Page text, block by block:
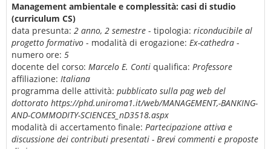
Management ambientale e complessità: casi di studio
(curriculum CS)
data presunta: 2 anno, 2 semestre - tipologia: riconducibile al
progetto formativo - modalità di erogazione: Ex-cathedra -
numero ore: 5
docente del corso: Marcelo E. Conti qualifica: Professore
affiliazione: Italiana
programma delle attività: pubblicato sulla pag web del
dottorato https://phd.uniroma1.it/web/MANAGEMENT,-BANKING-
AND-COMMODITY-SCIENCES_nD3518.aspx
modalità di accertamento finale: Partecipazione attiva e
discussione dei contributi presentati - Brevi commenti e proposte